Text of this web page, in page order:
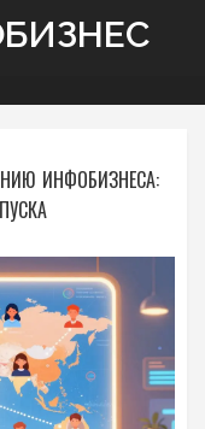
ИНФОБИЗНЕСА: